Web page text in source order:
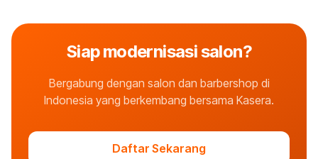
Siap modernisasi salon?
Bergabung dengan salon dan barbershop di
Indonesia yang berkembang bersama Kasera.
Daftar Sekarang